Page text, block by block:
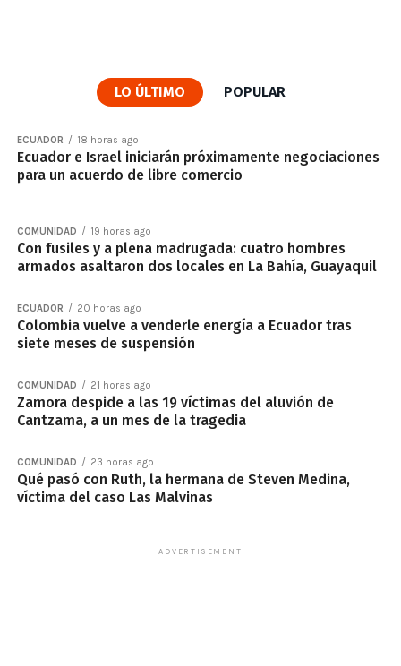
LO ÚLTIMO POPULAR
ECUADOR 18 horas ago
Ecuador e Israel iniciarán próximamente negociaciones
para un acuerdo de libre comercio
COMUNIDAD 19 horas ago
Con fusiles y a plena madrugada: cuatro hombres
armados asaltaron dos locales en La Bahía, Guayaquil
ECUADOR 20 horas ago
Colombia vuelve a venderle energía a Ecuador tras
siete meses de suspensión
COMUNIDAD 21 horas ago
Zamora despide a las 19 víctimas del aluvión de
Cantzama, a un mes de la tragedia
COMUNIDAD 23 horas ago
Qué pasó con Ruth, la hermana de Steven Medina,
víctima del caso Las Malvinas
ADVERTISEMENT